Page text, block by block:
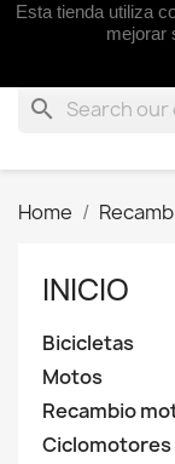
search
Home
INICIO
Bicicletas
Motos
Recambio
Ciclomotores
Esta tienda utiliza
mejorar